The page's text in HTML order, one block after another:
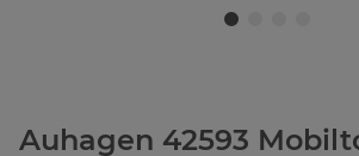
Auhagen 42593